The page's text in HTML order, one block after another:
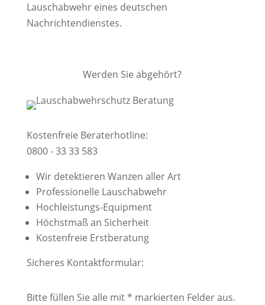
Lauschabwehr eines deutschen
Nachrichtendienstes.
Werden Sie abgehört?
Kostenfreie Beraterhotline:
0800 - 33 33 583
Wir detektieren Wanzen aller Art
Professionelle Lauschabwehr
Hochleistungs-Equipment
Höchstmaß an Sicherheit
Kostenfreie Erstberatung
Sicheres Kontaktformular:
Bitte füllen Sie alle mit * markierten Felder aus.